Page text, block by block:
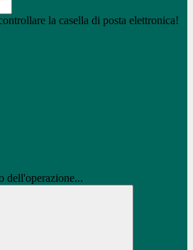
la casella di posta elettronica!
dell'operazione...